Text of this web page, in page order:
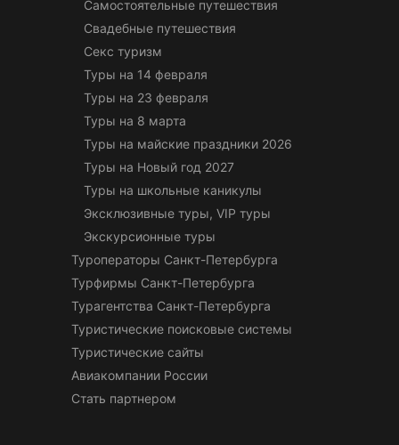
Самостоятельные путешествия
Свадебные путешествия
Секс туризм
Туры на 14 февраля
Туры на 23 февраля
Туры на 8 марта
Туры на майские праздники 2026
Туры на Новый год 2027
Туры на школьные каникулы
Эксклюзивные туры, VIP туры
Экскурсионные туры
Туроператоры Санкт-Петербурга
Турфирмы Санкт-Петербурга
Турагентства Санкт-Петербурга
Туристические поисковые системы
Туристические сайты
Авиакомпании России
Стать партнером